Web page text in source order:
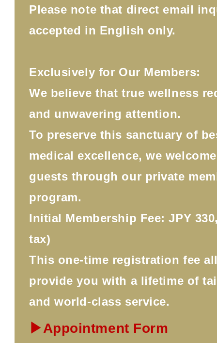
Please note that direct email
accepted in English only.
Exclusively for Our Members:
We believe that true wellness
and unwavering attention.
To preserve this sanctuary of
medical excellence, we
guests through our private
program.
Initial Membership Fee: JPY
tax)
This one-time registration fee
provide you with a lifetime of
and world-class service.
▶Appointment Form